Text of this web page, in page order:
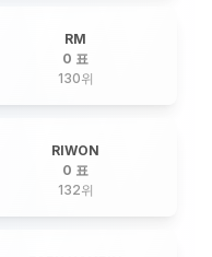
RM
0 표
130위
RIWON
0 표
132위